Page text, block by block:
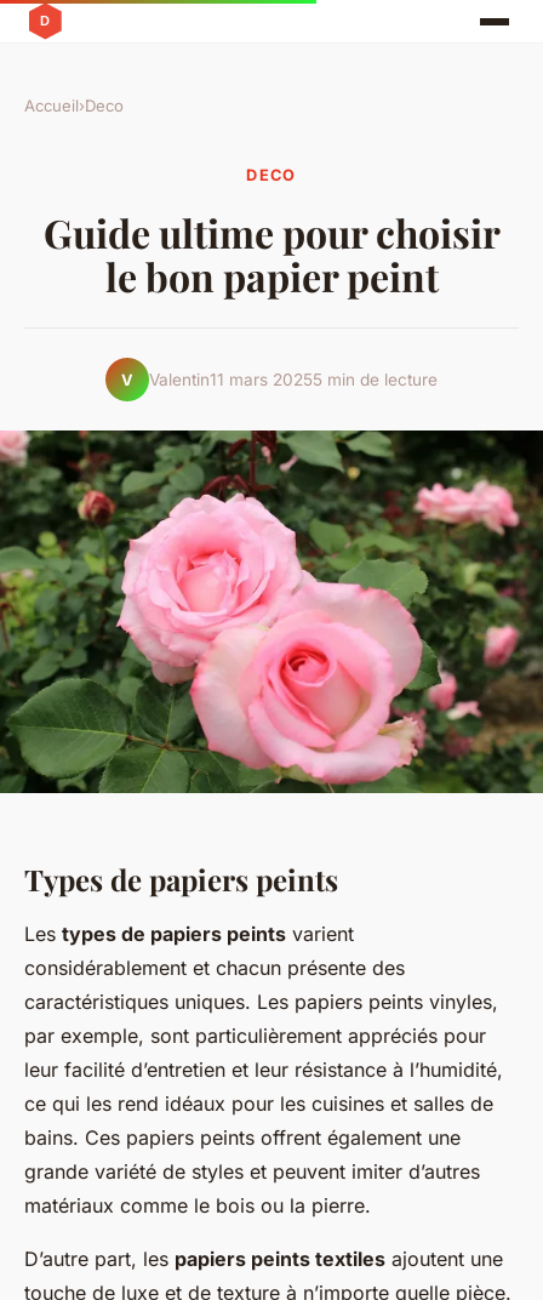
Accueil›Deco
DECO
Guide ultime pour choisir
le bon papier peint
V Valentin11 mars 20255 min de lecture
Types de papiers peints
Les types de papiers peints varient
considérablement et chacun présente des
caractéristiques uniques. Les papiers peints vinyles,
par exemple, sont particulièrement appréciés pour
leur facilité d’entretien et leur résistance à l’humidité,
ce qui les rend idéaux pour les cuisines et salles de
bains. Ces papiers peints offrent également une
grande variété de styles et peuvent imiter d’autres
matériaux comme le bois ou la pierre.
D’autre part, les papiers peints textiles ajoutent une
touche de luxe et de texture à n’importe quelle pièce.